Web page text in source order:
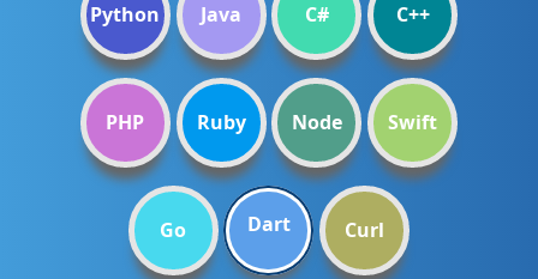
Python Java C# C++
PHP Ruby Node Swift
Go Dart Curl